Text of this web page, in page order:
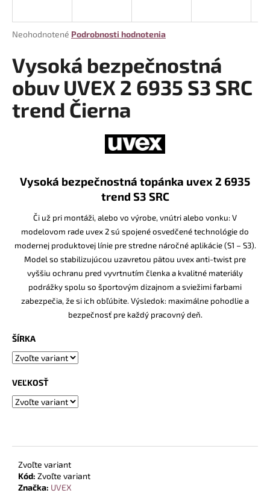
Priemerné
produktu
je
z
5
hviezdičiek.
Neohodnotené Podrobnosti hodnotenia
Vysoká bezpečnostná
obuv UVEX 2 6935 S3 SRC
trend Čierna
Vysoká bezpečnostná topánka uvex 2 6935
trend S3 SRC
Či už pri montáži, alebo vo výrobe, vnútri alebo vonku: V
modelovom rade uvex 2 sú spojené osvedčené technológie do
modernej produktovej línie pre stredne náročné aplikácie (S1 – S3).
Model so stabilizujúcou uzavretou pätou uvex anti-twist pre
vyššiu ochranu pred vyvrtnutím členka a kvalitné materiály
podrážky spolu so športovým dizajnom a sviežimi farbami
zabezpečia, že si ich obľúbite. Výsledok: maximálne pohodlie a
bezpečnosť pre každý pracovný deň.
ŠÍRKA
VEĽKOSŤ
Zvoľte variant
Kód: Zvoľte variant
Značka: UVEX
j
ť
?
HĽADAŤ
r
m
BEZPEČNOSTNÉ
UVEX
2
6934
S3